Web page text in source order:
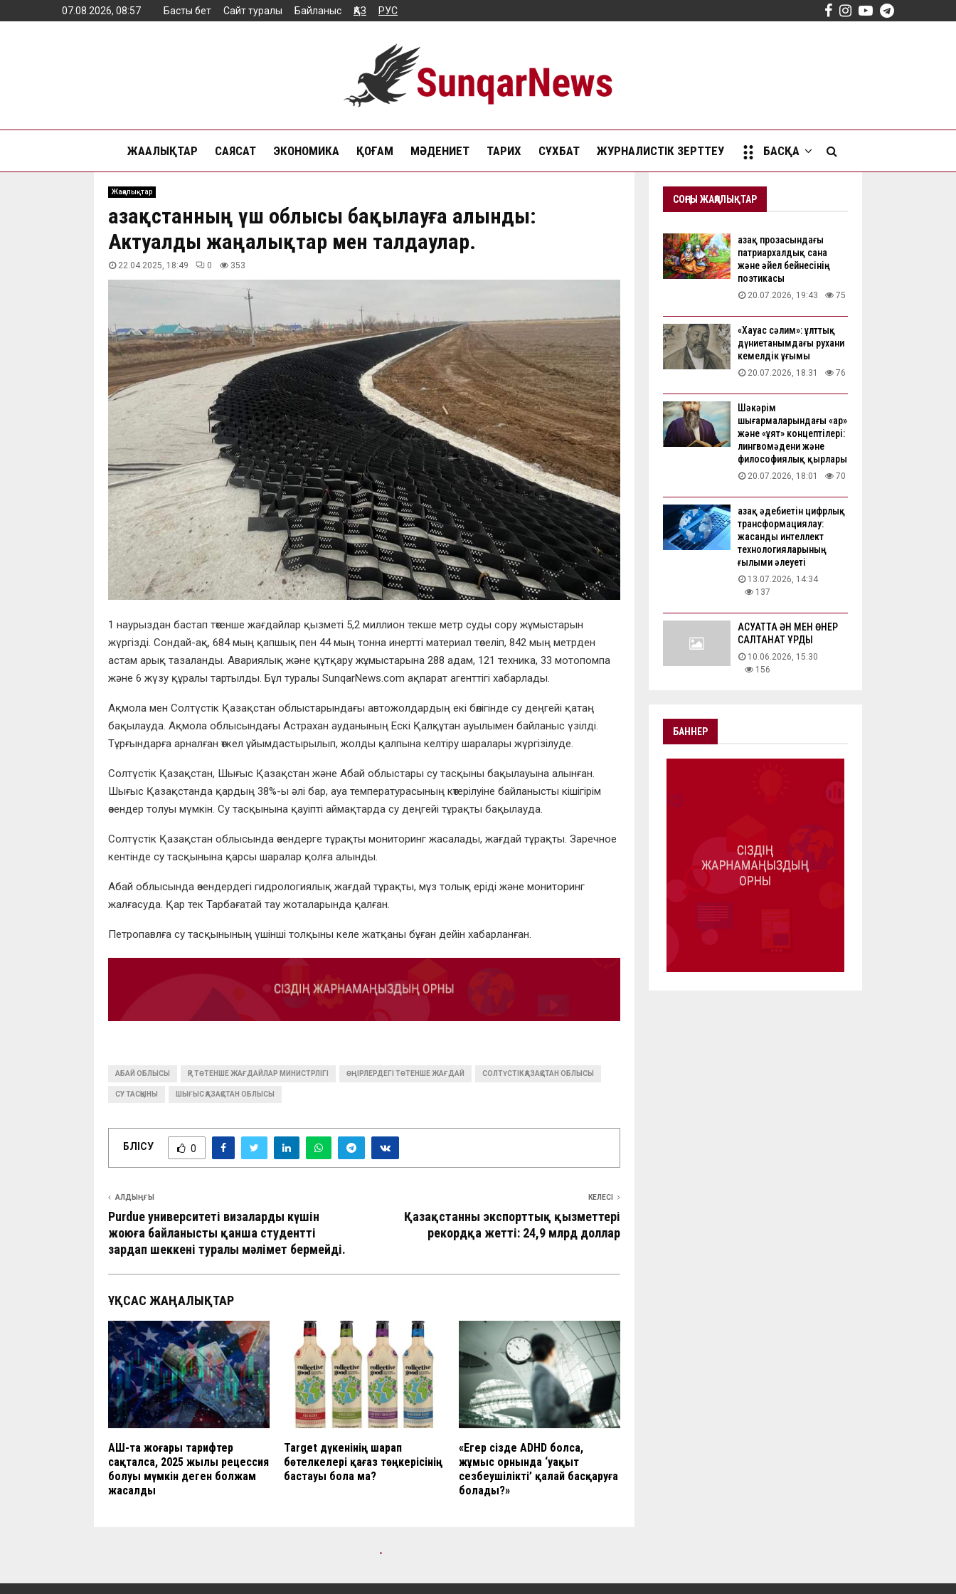
07.08.2026, 08:57 Басты бет Сайт туралы Байланыс ҚАЗ РУС Facebook
Instagram
YoutubeTelegram
ЖАҢАЛЫҚТАР САЯСАТ ЭКОНОМИКА ҚОҒАМ МӘДЕНИЕТ ТАРИХ СҰХБАТ ЖУРНАЛИСТІК ЗЕРТТЕУ БАСҚА
Жаңалықтар
Қазақстанның үш облысы бақылауға алынды:
Актуалды жаңалықтар мен талдаулар.
22.04.2025, 18:49 0 353
1 наурыздан бастап төтенше жағдайлар қызметі 5,2 миллион текше метр суды сору жұмыстарын
жүргізді. Сондай-ақ, 684 мың қапшық пен 44 мың тонна инертті материал төселіп, 842 мың метрден
астам арық тазаланды. Авариялық және құтқару жұмыстарына 288 адам, 121 техника, 33 мотопомпа
және 6 жүзу құралы тартылды. Бұл туралы SunqarNews.com ақпарат агенттігі хабарлады.
Ақмола мен Солтүстік Қазақстан облыстарындағы автожолдардың екі бөлігінде су деңгейі қатаң
бақылауда. Ақмола облысындағы Астрахан ауданының Ескі Қалқұтан ауылымен байланыс үзілді.
Тұрғындарға арналған өткел ұйымдастырылып, жолды қалпына келтіру шаралары жүргізілуде.
Солтүстік Қазақстан, Шығыс Қазақстан және Абай облыстары су тасқыны бақылауына алынған.
Шығыс Қазақстанда қардың 38%-ы әлі бар, ауа температурасының көтерілуіне байланысты кішігірім
өзендер толуы мүмкін. Су тасқынына қауіпті аймақтарда су деңгейі тұрақты бақылауда.
Солтүстік Қазақстан облысында өзендерге тұрақты мониторинг жасалады, жағдай тұрақты. Заречное
кентінде су тасқынына қарсы шаралар қолға алынды.
Абай облысында өзендердегі гидрологиялық жағдай тұрақты, мұз толық еріді және мониторинг
жалғасуда. Қар тек Тарбағатай тау жоталарында қалған.
Петропавлға су тасқынының үшінші толқыны келе жатқаны бұған дейін хабарланған.
АБАЙ ОБЛЫСЫ ҚР ТӨТЕНШЕ ЖАҒДАЙЛАР МИНИСТРЛІГІ ӨҢІРЛЕРДЕГІ ТӨТЕНШЕ ЖАҒДАЙ СОЛТҮСТІК ҚАЗАҚСТАН ОБЛЫСЫ
СУ ТАСҚЫНЫ ШЫҒЫС ҚАЗАҚСТАН ОБЛЫСЫ
БӨЛІСУ 0
АЛДЫҢҒЫ
Purdue университеті визалардың күшін
жоюға байланысты қанша студенттің
зардап шеккені туралы мәлімет бермейді.
КЕЛЕСІ
Қазақстанның экспорттық қызметтері
рекордқа жетті: 24,9 млрд доллар
ҰҚСАС ЖАҢАЛЫҚТАР
АҚШ-та жоғары тарифтер
сақталса, 2025 жылы рецессия
болуы мүмкін деген болжам
жасалды
Target дүкенінің шарап
бөтелкелері қағаз төңкерісінің
бастауы бола ма?
«Егер сізде ADHD болса,
жұмыс орнында ‘уақыт
сезбеушілікті’ қалай басқаруға
болады?»
СОҢҒЫ ЖАҢАЛЫҚТАР
Қазақ прозасындағы
патриархалдық сана
және әйел бейнесінің
поэтикасы
20.07.2026, 19:43 75
«Хауас сәлим»: ұлттық
дүниетанымдағы рухани
кемелдік ұғымы
20.07.2026, 18:31 76
Шәкәрім
шығармаларындағы «ар»
және «ұят» концептілері:
лингвомәдени және
философиялық қырлары
20.07.2026, 18:01 70
Қазақ әдебиетін цифрлық
трансформациялау:
жасанды интеллект
технологияларының
ғылыми әлеуеті
13.07.2026, 14:34
137
АҚСУАТТА ӘН МЕН ӨНЕР
САЛТАНАТ ҚҰРДЫ
10.06.2026, 15:30
156
БАННЕР